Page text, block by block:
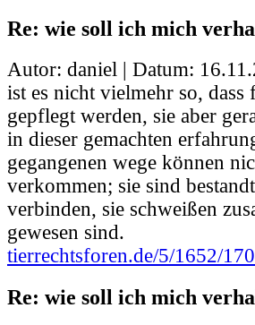
Re: wie soll ich mich
Autor: daniel | Datum:
ist es nicht vielmehr so,
gepflegt werden, sie aber
in dieser gemachten
gegangenen wege können
verkommen; sie sind
verbinden, sie schweißen
gewesen sind.
tierrechtsforen.de/5/1652/
Re: wie soll ich mich